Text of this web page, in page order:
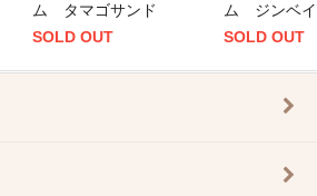
ム タマゴサンド
SOLD OUT
ム ジンベ
SOLD OUT